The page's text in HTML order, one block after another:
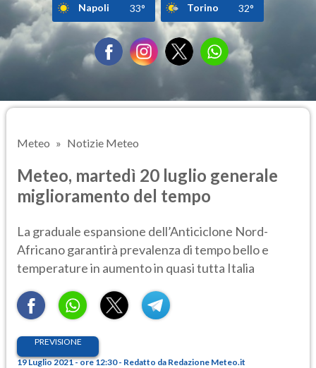
Napoli 33° Torino 32°
Meteo Notizie Meteo
Meteo, martedì 20 luglio generale
miglioramento del tempo
La graduale espansione dell’Anticiclone Nord-
Africano garantirà prevalenza di tempo bello e
temperature in aumento in quasi tutta Italia
PREVISIONE
19 Luglio 2021 - ore 12:30 - Redatto da Redazione Meteo.it